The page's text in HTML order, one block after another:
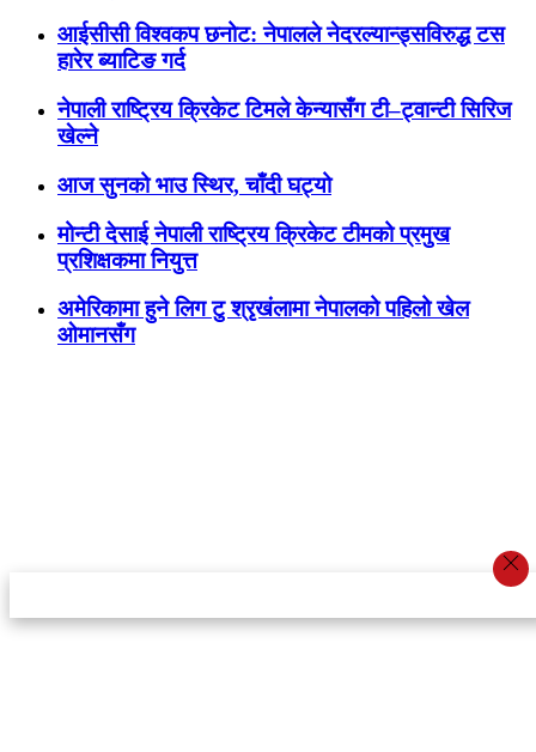
आईसीसी विश्वकप छनोट: नेपालले नेदरल्यान्ड्सविरुद्ध टस
हारेर ब्याटिङ गर्द
नेपाली राष्ट्रिय क्रिकेट टिमले केन्यासँग टी–ट्वान्टी सिरिज
खेल्ने
आज सुनको भाउ स्थिर, चाँदी घट्यो
मोन्टी देसाई नेपाली राष्ट्रिय क्रिकेट टीमको प्रमुख
प्रशिक्षकमा नियुत्त
अमेरिकामा हुने लिग टु श्रृखंलामा नेपालको पहिलो खेल
ओमानसँग